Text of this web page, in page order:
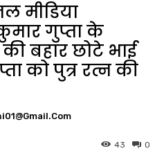
मीडिया
गुप्ता के
बहार छोटे भाई
को पुत्र रत्न की
0
43